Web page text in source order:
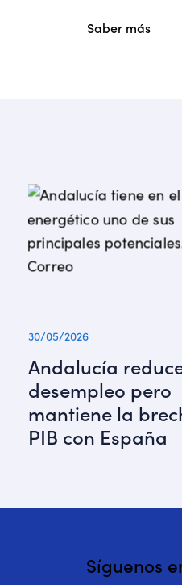
Saber más
30/05/2026
Andalucía
desempleo pero
mantiene la
PIB con España
Síguenos